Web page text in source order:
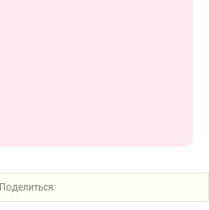
Поделиться: